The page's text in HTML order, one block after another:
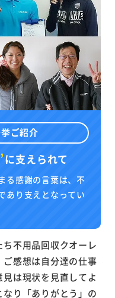
ご紹介
に支えられて
る感謝の言葉は、不
あり支えとなってい
不用品回収クオーレ
感想は自分達の仕事
は現状を見直してよ
り「ありがとう」の